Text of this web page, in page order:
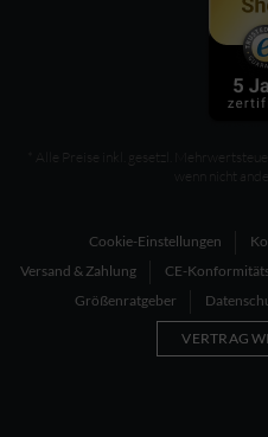
* Alle Preise inkl. gesetzl.
wenn nicht
Cookie-Einstellungen
Versand & Zahlung
CE-
Größenratgeber
VERTRAG